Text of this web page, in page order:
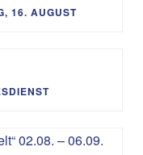
16. AUGUST